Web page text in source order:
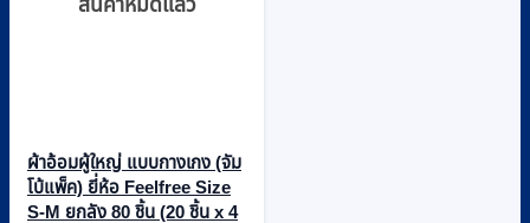
สินค้าหมดแล้ว
ผ้าอ้อมผู้ใหญ่ แบบกางเกง (จัม
โบ้แพ็ค) ยี่ห้อ Feelfree Size
S-M ยกลัง 80 ชิ้น (20 ชิ้น x 4